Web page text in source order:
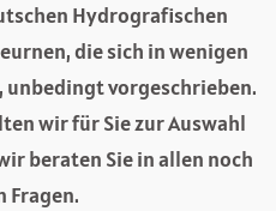
Hydrografischen
die sich in wenigen
unbedingt vorgeschrieben.
wir für Sie zur Auswahl
beraten Sie in allen noch
Fragen.